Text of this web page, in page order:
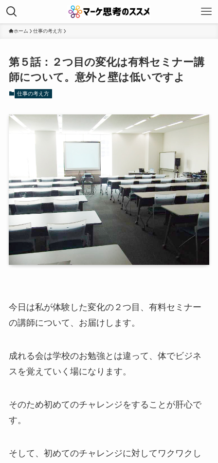
ホーム 仕事の考え方
第５話：２つ目の変化は有料セミナー講
師について。意外と壁は低いですよ
仕事の考え方
今日は私が体験した変化の２つ目、有料セミナー
の講師について、お届けします。
成れる会は学校のお勉強とは違って、体でビジネ
スを覚えていく場になります。
そのため初めてのチャレンジをすることが肝心で
す。
そして、初めてのチャレンジに対してワクワクし